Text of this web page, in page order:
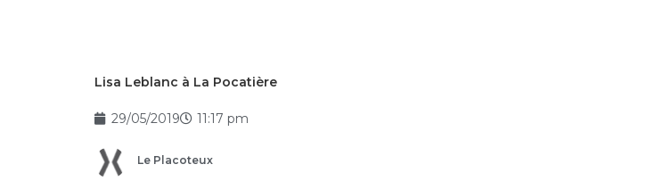
Lisa Leblanc à La Pocatière
29/05/2019 11:17 pm
Le Placoteux